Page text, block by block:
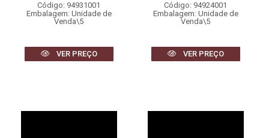
Código: 94931001
Embalagem: Unidade de
Venda\5
VER PREÇO
Código: 94924001
Embalagem: Unidade de
Venda\5
VER PREÇO